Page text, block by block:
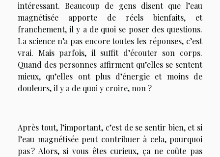
intéressant. Beaucoup de gens disent que l’eau
magnétisée apporte de réels bienfaits, et
franchement, il y a de quoi se poser des questions.
La science n’a pas encore toutes les réponses, c’est
vrai. Mais parfois, il suffit d’écouter son corps.
Quand des personnes affirment qu’elles se sentent
mieux, qu’elles ont plus d’énergie et moins de
douleurs, il y a de quoi y croire, non ?
Après tout, l’important, c’est de se sentir bien, et si
l’eau magnétisée peut contribuer à cela, pourquoi
pas ? Alors, si vous êtes curieux, ça ne coûte pas